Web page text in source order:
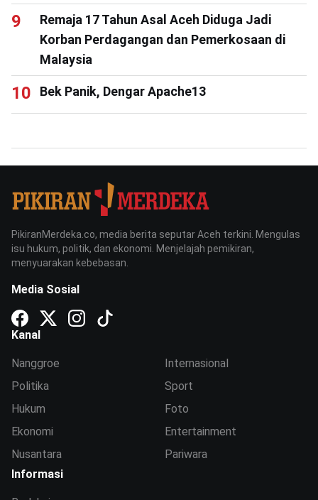
Remaja 17 Tahun Asal Aceh Diduga Jadi
Korban Perdagangan dan Pemerkosaan di
Malaysia
Bek Panik, Dengar Apache13
PikiranMerdeka.co, media berita seputar Aceh terkini. Mengulas
isu hukum, politik, dan ekonomi. Menjelajah pemikiran,
menyuarakan kebebasan.
Media Sosial
Kanal
Nanggroe
Politika
Hukum
Ekonomi
Nusantara
Internasional
Sport
Foto
Entertainment
Pariwara
Informasi